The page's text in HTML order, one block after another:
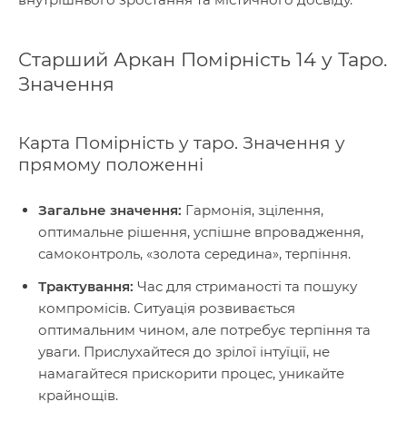
Старший Аркан Помірність 14 у Таро.
Значення
Карта Помірність у таро. Значення у
прямому положенні
Загальне значення: Гармонія, зцілення,
оптимальне рішення, успішне впровадження,
самоконтроль, «золота середина», терпіння.
Трактування: Час для стриманості та пошуку
компромісів. Ситуація розвивається
оптимальним чином, але потребує терпіння та
уваги. Прислухайтеся до зрілої інтуїції, не
намагайтеся прискорити процес, уникайте
крайнощів.